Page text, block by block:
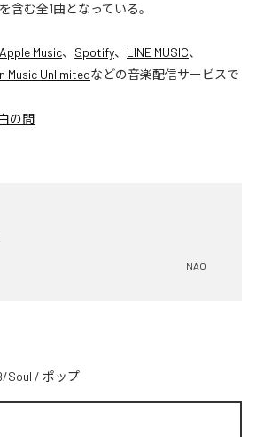
含む全1曲となっている。
Apple Music、 Spotify、 LINE MUSIC、
Music Unlimitedなどの音楽配信サービスで
の間
NAO
Soul / ポップ